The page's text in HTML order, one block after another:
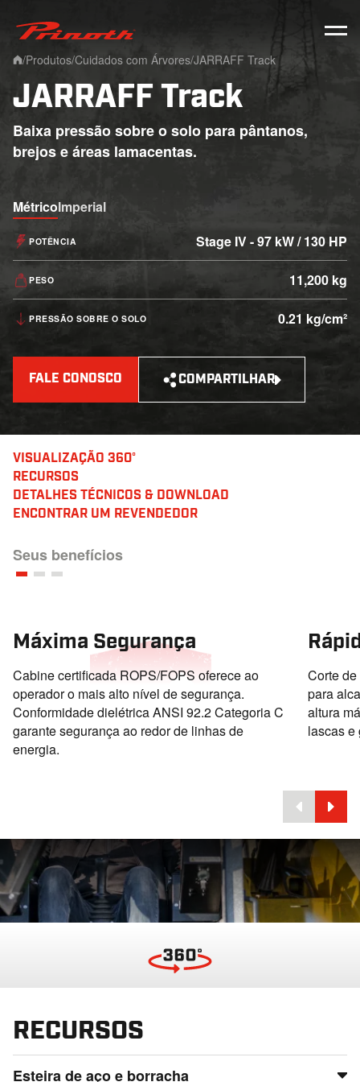
Prinoth - Corporate Website
/Produtos/Cuidados com Árvores/JARRAFF Track
JARRAFF Track
Baixa pressão sobre o solo para pântanos,
brejos e áreas lamacentas.
FALE CONOSCO COMPARTILHAR
MétricoImperial
POTÊNCIA Stage IV - 97 kW / 130 HP
PESO 11,200 kg
PRESSÃO SOBRE O SOLO 0.21 kg/cm²
VISUALIZAÇÃO 360°
RECURSOS
DETALHES TÉCNICOS & DOWNLOAD
ENCONTRAR UM REVENDEDOR
Seus benefícios
Máxima Segurança
Cabine certificada ROPS/FOPS oferece ao
operador o mais alto nível de segurança.
Conformidade dielétrica ANSI 92.2 Categoria C
garante segurança ao redor de linhas de
energia.
Corte
para
altura
lascas e
RECURSOS
Esteira de aço e borracha